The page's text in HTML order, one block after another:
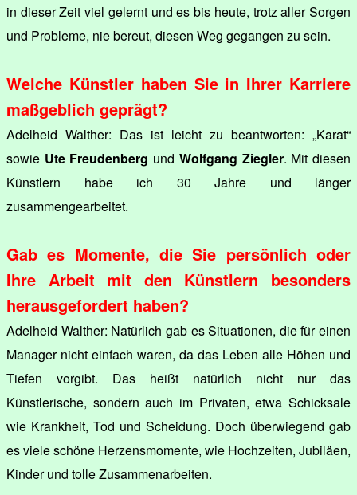
in dieser Zeit viel gelernt und es bis heute, trotz aller Sorgen
und Probleme, nie bereut, diesen Weg gegangen zu sein.
Welche Künstler haben Sie in Ihrer Karriere
maßgeblich geprägt?
Adelheid Walther: Das ist leicht zu beantworten: „Karat“
sowie Ute Freudenberg und Wolfgang Ziegler. Mit diesen
Künstlern habe ich 30 Jahre und länger
zusammengearbeitet.
Gab es Momente, die Sie persönlich oder
Ihre Arbeit mit den Künstlern besonders
herausgefordert haben?
Adelheid Walther: Natürlich gab es Situationen, die für einen
Manager nicht einfach waren, da das Leben alle Höhen und
Tiefen vorgibt. Das heißt natürlich nicht nur das
Künstlerische, sondern auch im Privaten, etwa Schicksale
wie Krankheit, Tod und Scheidung. Doch überwiegend gab
es viele schöne Herzensmomente, wie Hochzeiten, Jubiläen,
Kinder und tolle Zusammenarbeiten.